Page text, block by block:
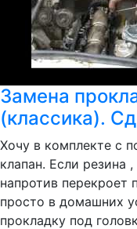
Замена
(классика).
Хочу в комплекте с
клапан. Если резина
напротив перекроет
просто в домашних
прокладку под